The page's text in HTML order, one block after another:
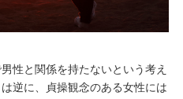
性と関係を持たないという考え
逆に、貞操観念のある女性には